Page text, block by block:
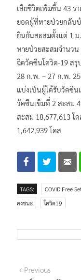
เสียชีวิตเพิ่มขึ้น 43 ร
ยอดผู้ที่หายป่วยกลับ
ยืนยันสะสมตั้งแต่ 1 ม
หายป่วยสะสมจำนวน
ฉีดวัคซีนโควิด-19 ส
28 ก.พ. – 27 ก.พ.
แบ่งเป็นผู้ได้รับวัคซีน
วัคซีนเข็มที่ 2 สะสม
สะสม 18,677,613 โ
1,642,939 โดส
TAGS: COVID Free
คงชนะ
โควิด19
แนะแนว
PreviousPrevious